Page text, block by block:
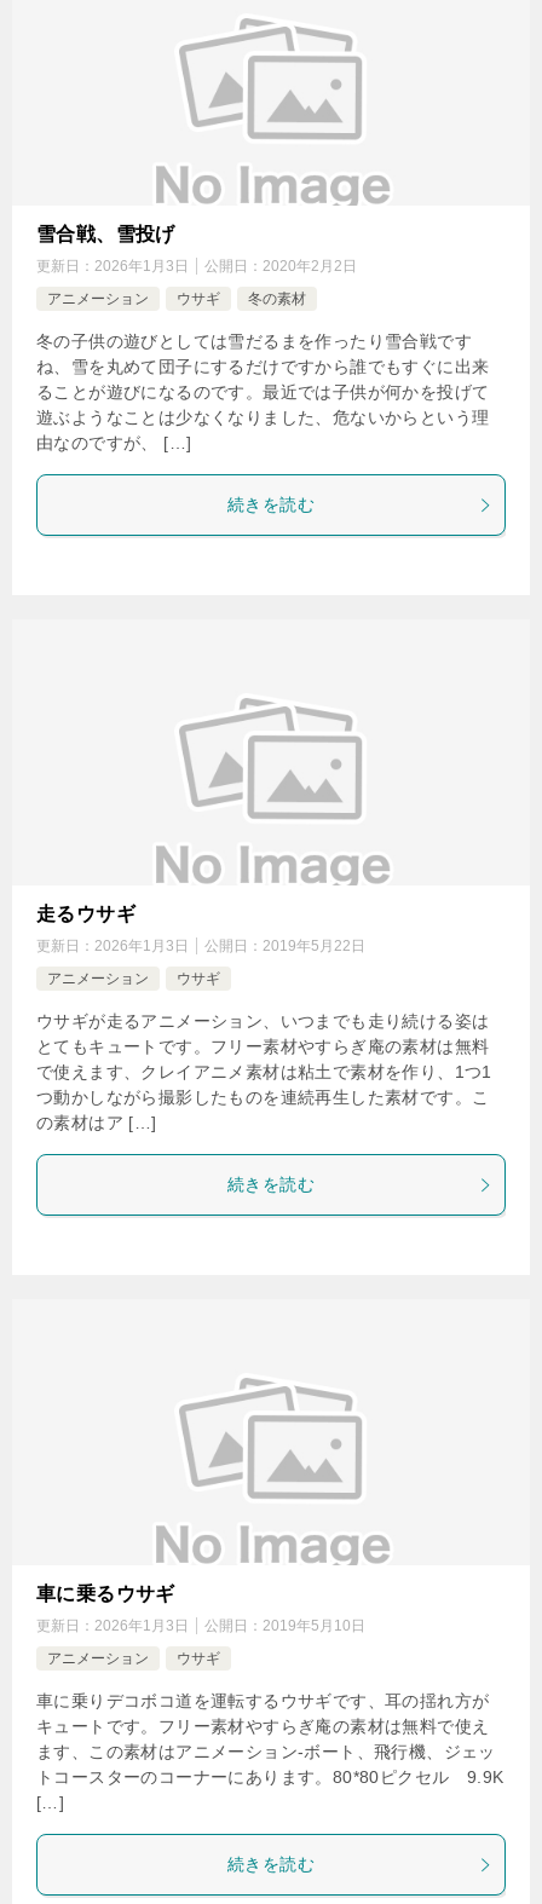
雪合戦、雪投げ
更新日： 2026年1月3日 公開日： 2020年2月2日
アニメーション
ウサギ 冬の素材
冬の子供の遊びとしては雪だるまを作ったり雪合戦です
ね、雪を丸めて団子にするだけですから誰でもすぐに出来
ることが遊びになるのです。最近では子供が何かを投げて
遊ぶようなことは少なくなりました、危ないからという理
由なのですが、 […]
続きを読む
走るウサギ
更新日： 2026年1月3日 公開日： 2019年5月22日
アニメーション
ウサギ
ウサギが走るアニメーション、いつまでも走り続ける姿は
とてもキュートです。フリー素材やすらぎ庵の素材は無料
で使えます、クレイアニメ素材は粘土で素材を作り、1つ1
つ動かしながら撮影したものを連続再生した素材です。こ
の素材はア […]
続きを読む
車に乗るウサギ
更新日： 2026年1月3日 公開日： 2019年5月10日
アニメーション
ウサギ
車に乗りデコボコ道を運転するウサギです、耳の揺れ方が
キュートです。フリー素材やすらぎ庵の素材は無料で使え
ます、この素材はアニメーション-ボート、飛行機、ジェッ
トコースターのコーナーにあります。80*80ピクセル 9.9K
[…]
続きを読む